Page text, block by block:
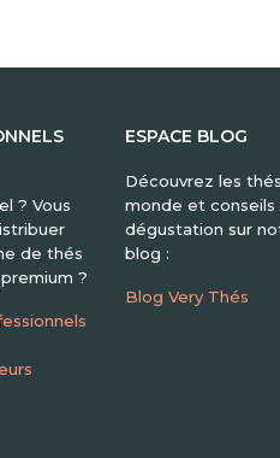
? Vous
de thés
?
ESPACE BLOG
Découvrez les
monde et conseils
dégustation sur
blog :
Blog Very Thés